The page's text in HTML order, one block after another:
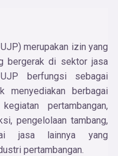
merupakan izin yang
bergerak di sektor jasa
berfungsi sebagai
menyediakan berbagai
pertambangan,
pengelolaan tambang,
jasa lainnya yang
pertambangan.